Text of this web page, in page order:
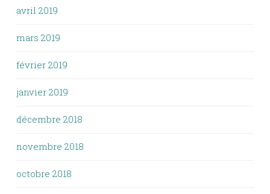
avril 2019
mars 2019
février 2019
janvier 2019
décembre 2018
novembre 2018
octobre 2018